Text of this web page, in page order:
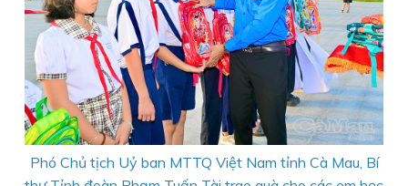
Phó Chủ tịch Uỷ ban MTTQ Việt Nam tỉnh Cà Mau, Bí